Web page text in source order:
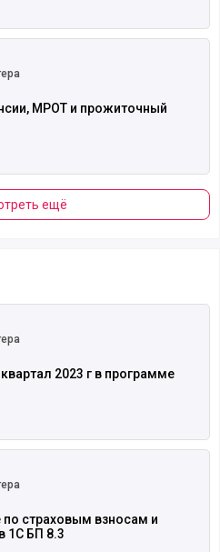
МРОТ и прожиточный
ещё
2023 г в программе
страховым взносам и
1С БП 8.3